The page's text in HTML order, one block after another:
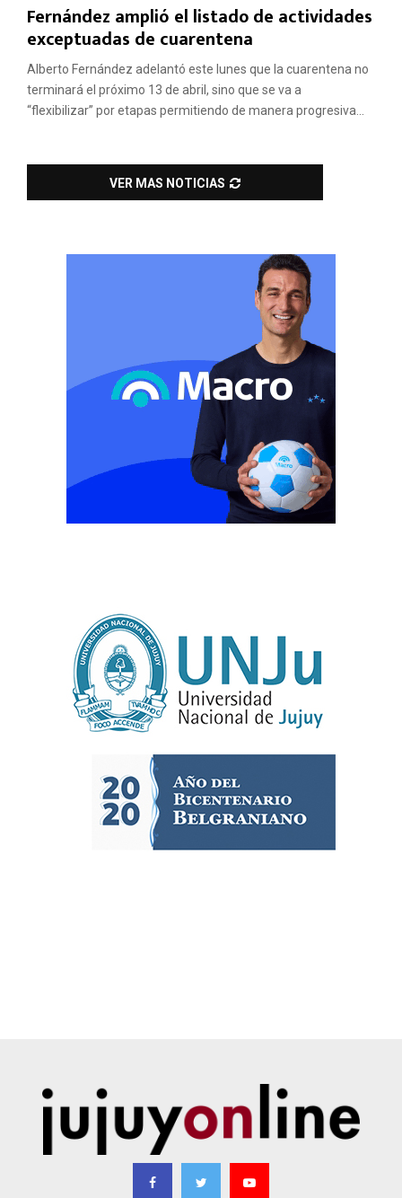
Fernández amplió el listado de actividades
exceptuadas de cuarentena
Alberto Fernández adelantó este lunes que la cuarentena no
terminará el próximo 13 de abril, sino que se va a
“flexibilizar” por etapas permitiendo de manera progresiva...
VER MAS NOTICIAS